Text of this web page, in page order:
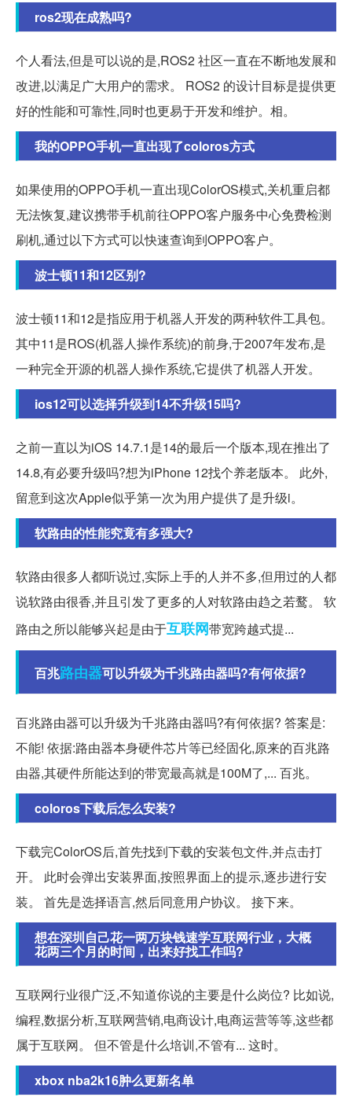
ros2现在成熟吗?
个人看法,但是可以说的是,ROS2 社区一直在不断地发展和
改进,以满足广大用户的需求。 ROS2 的设计目标是提供更
好的性能和可靠性,同时也更易于开发和维护。相。
我的OPPO手机一直出现了coloros方式
如果使用的OPPO手机一直出现ColorOS模式,关机重启都
无法恢复,建议携带手机前往OPPO客户服务中心免费检测
刷机,通过以下方式可以快速查询到OPPO客户。
波士顿11和12区别?
波士顿11和12是指应用于机器人开发的两种软件工具包。
其中11是ROS(机器人操作系统)的前身,于2007年发布,是
一种完全开源的机器人操作系统,它提供了机器人开发。
ios12可以选择升级到14不升级15吗?
之前一直以为iOS 14.7.1是14的最后一个版本,现在推出了
14.8,有必要升级吗?想为iPhone 12找个养老版本。 此外,
留意到这次Apple似乎第一次为用户提供了是升级i。
软路由的性能究竟有多强大?
软路由很多人都听说过,实际上手的人并不多,但用过的人都
说软路由很香,并且引发了更多的人对软路由趋之若鹜。 软
路由之所以能够兴起是由于互联网带宽跨越式提...
百兆路由器可以升级为千兆路由器吗?有何依据?
百兆路由器可以升级为千兆路由器吗?有何依据? 答案是:
不能! 依据:路由器本身硬件芯片等已经固化,原来的百兆路
由器,其硬件所能达到的带宽最高就是100M了,... 百兆。
coloros下载后怎么安装?
下载完ColorOS后,首先找到下载的安装包文件,并点击打
开。 此时会弹出安装界面,按照界面上的提示,逐步进行安
装。 首先是选择语言,然后同意用户协议。 接下来。
想在深圳自己花一两万块钱速学互联网行业，大概
花两三个月的时间，出来好找工作吗?
互联网行业很广泛,不知道你说的主要是什么岗位? 比如说,
编程,数据分析,互联网营销,电商设计,电商运营等等,这些都
属于互联网。 但不管是什么培训,不管有... 这时。
xbox nba2k16肿么更新名单